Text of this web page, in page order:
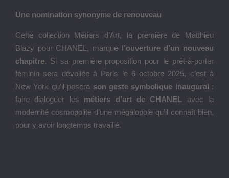
Une nomination synonyme de renouveau
Cette collection Métiers d’Art, la première de Matthieu
Blazy pour CHANEL, marque l’ouverture d’un nouveau
chapitre. Si sa première proposition pour le prêt-à-porter
féminin sera dévoilée à Paris le 6 octobre 2025, c’est à
New York qu’il posera son geste symbolique inaugural :
faire dialoguer les métiers d’art de CHANEL avec la
modernité cosmopolite d’une mégalopole qu’il connaît bien,
pour y avoir longtemps travaillé.